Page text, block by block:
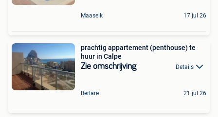
Maaseik 17 jul 26
prachtig appartement (penthouse) te
huur in Calpe
Zie omschrijving Details
Berlare 21 jul 26